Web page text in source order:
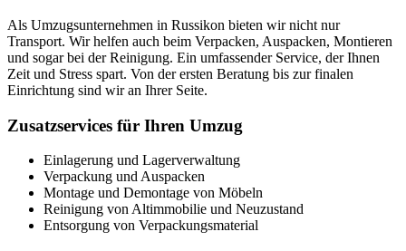
Als Umzugsunternehmen in Russikon bieten wir nicht nur
Transport. Wir helfen auch beim Verpacken, Auspacken, Montieren
und sogar bei der Reinigung. Ein umfassender Service, der Ihnen
Zeit und Stress spart. Von der ersten Beratung bis zur finalen
Einrichtung sind wir an Ihrer Seite.
Zusatzservices für Ihren Umzug
Einlagerung und Lagerverwaltung
Verpackung und Auspacken
Montage und Demontage von Möbeln
Reinigung von Altimmobilie und Neuzustand
Entsorgung von Verpackungsmaterial